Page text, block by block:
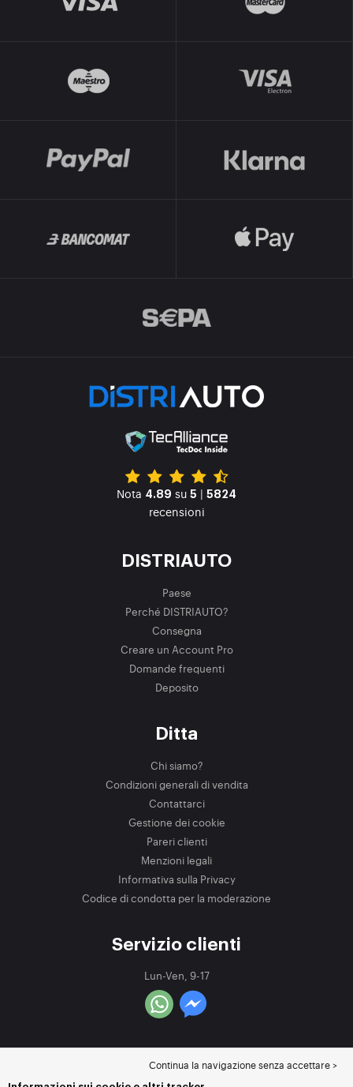
Nota 4.89 su 5 | 5824
recensioni
DISTRIAUTO
Paese
Perché DISTRIAUTO?
Consegna
Creare un Account Pro
Domande frequenti
Deposito
Ditta
Chi siamo?
Condizioni generali di vendita
Contattarci
Gestione dei cookie
Pareri clienti
Menzioni legali
Informativa sulla Privacy
Codice di condotta per la moderazione
Servizio clienti
Lun-Ven, 9-17
Continua la navigazione senza accettare >